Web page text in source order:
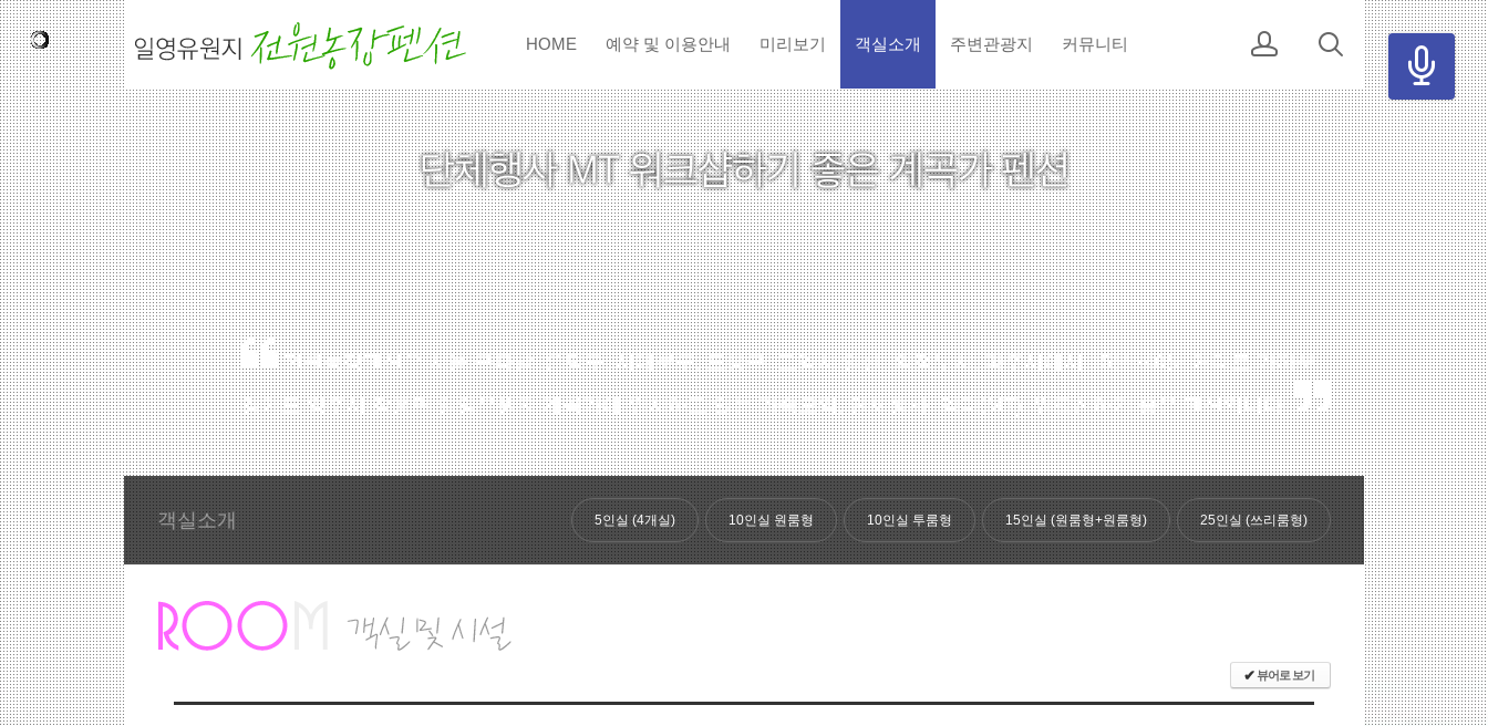
HOME 예약 및 이용안내 미리보기 객실소개 주변관광지 커뮤니티
전원농장펜션은 서울 구파발, 은평구, 서대문구, 도봉구, 고양시 일산, 의정부시, 파주시에서 15분~40분 거리로 가까운
경기도 양주시 장흥면 일영유원지 계곡가에 위치하고 있는 가족모임, 단체행사, 엠티(MT), 워크샵하기 좋은 펜션입니다.
객실소개 5인실 (4개실) 10인실 원룸형 10인실 투룸형 15인실 (원룸형+원룸형) 25인실 (쓰리룸형)
✔뷰어로 보기